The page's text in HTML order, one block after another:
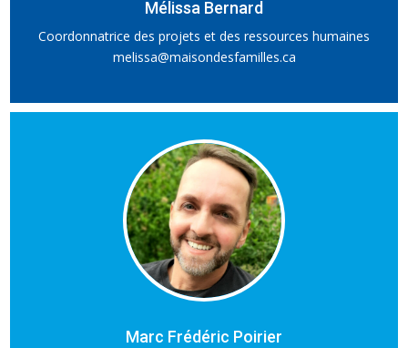
Mélissa Bernard
Coordonnatrice des projets et des ressources humaines
melissa@maisondesfamilles.ca
Marc Frédéric Poirier